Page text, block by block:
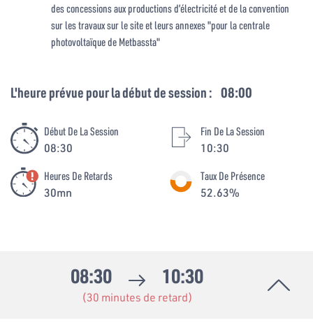
des concessions aux productions d’électricité et de la convention
sur les travaux sur le site et leurs annexes "pour la centrale
photovoltaïque de Metbassta"
L'heure prévue pour la début de session : 08:00
Début De La Session
08:30
Fin De La Session
10:30
Heures De Retards
30mn
Taux De Présence
52.63%
08:30 10:30
(30 minutes de retard)